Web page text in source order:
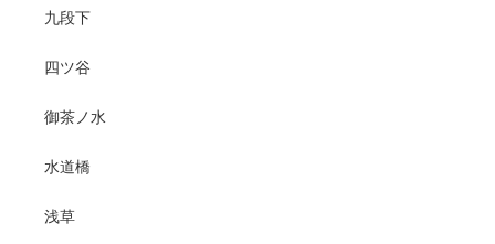
九段下
四ツ谷
御茶ノ水
水道橋
浅草